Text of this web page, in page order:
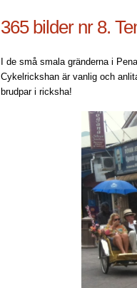
365 bilder nr 8.
I de små smala gränderna i
Cykelrickshan är vanlig och
brudpar i ricksha!